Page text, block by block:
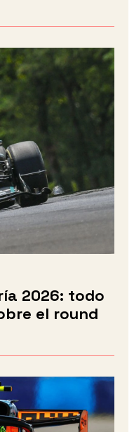
2026: todo
el round